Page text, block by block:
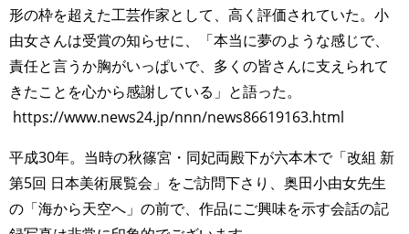
形の枠を超えた工芸作家として、高く評価されていた。小
由女さんは受賞の知らせに、「本当に夢のような感じで、
責任と言うか胸がいっぱいで、多くの皆さんに支えられて
きたことを心から感謝している」と語った。
https://www.news24.jp/nnn/news86619163.html
平成30年。当時の秋篠宮・同妃両殿下が六本木で「改組 新
第5回 日本美術展覧会」をご訪問下さり、奥田小由女先生
の「海から天空へ」の前で、作品にご興味を示す会話の記